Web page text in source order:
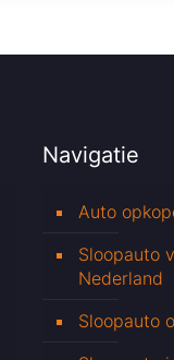
Navigatie
Auto
Sloopauto
Nederland
Sloopauto